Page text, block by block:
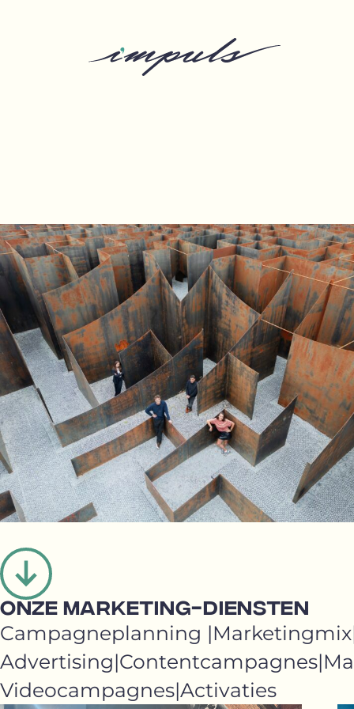
ONZE MARKETING-DIENSTEN
Campagneplanning Marketingmix
Advertising Contentcampagnes
Videocampagnes Activaties